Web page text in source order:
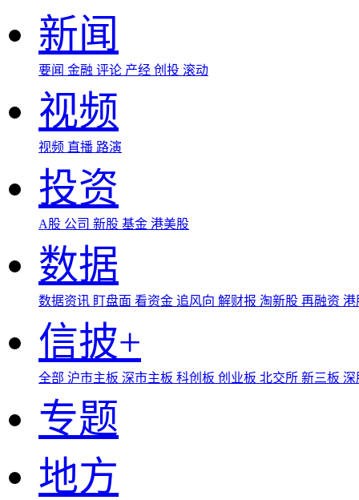
新闻
要闻 金融 评论 产经 创投 滚动
视频
视频 直播 路演
投资
A股 公司 新股 基金 港美股
数据
数据资讯 盯盘面 看资金 追风向 解财报 淘新股 再融资
信披+
全部 沪市主板 深市主板 科创板 创业板 北交所 新三板
专题
地方